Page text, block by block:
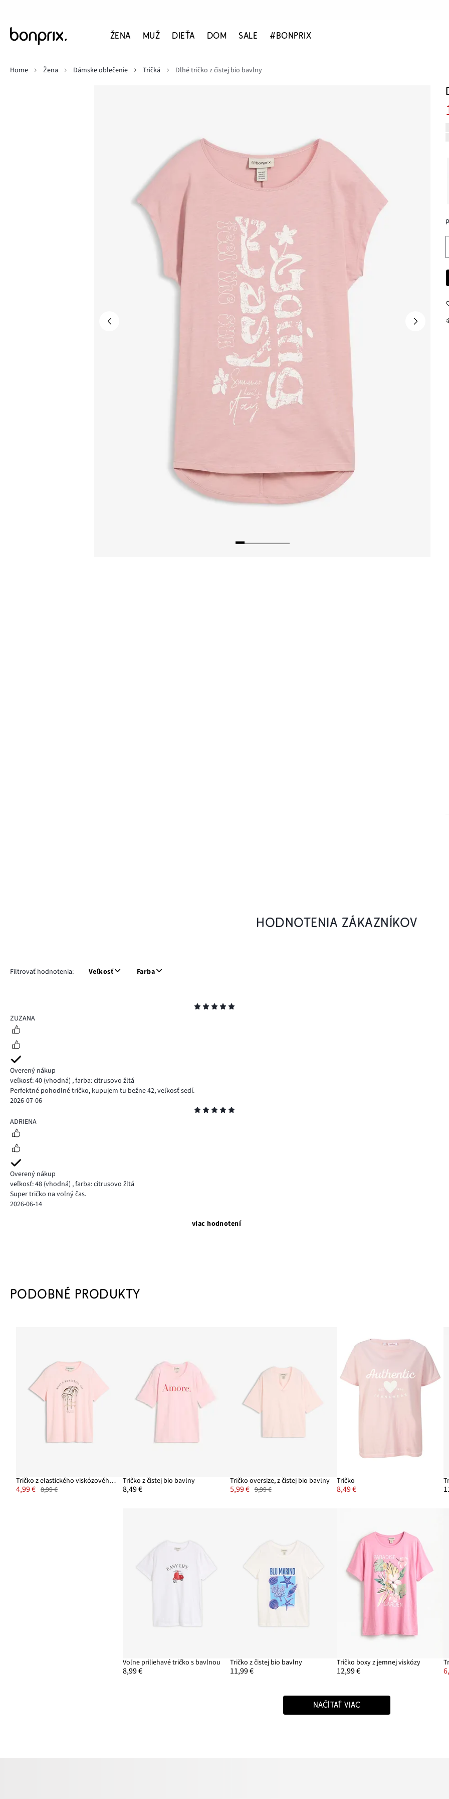
ŽENA MUŽ DIEŤA DOM SALE #BONPRIX
Home
Žena Dámske oblečenie Tričká Dlhé tričko z čistej bio bavlny
HODNOTENIA ZÁKAZNÍKOV
Filtrovať hodnotenia: Veľkosť Farba
5
ZUZANA
Overený nákup
veľkosť: 40 (vhodná) ,farba: citrusovo žltá
Perfektné pohodlné tričko, kupujem tu bežne 42, veľkosť sedí.
2026-07-06
5
ADRIENA
Overený nákup
veľkosť: 48 (vhodná) ,farba: citrusovo žltá
Super tričko na voľný čas.
2026-06-14
viac hodnotení
PODOBNÉ PRODUKTY
Tričko z elastického viskózového mixu
4,99 € 8,99 €
Tričko z čistej bio bavlny
8,49 €
Tričko oversize, z čistej bio bavlny
5,99 € 9,99 €
Tričko
8,49 €
Voľne priliehavé tričko s bavlnou
8,99 €
Tričko z čistej bio bavlny
11,99 €
Tričko boxy z jemnej viskózy
12,99 €
NAČÍTAŤ VIAC